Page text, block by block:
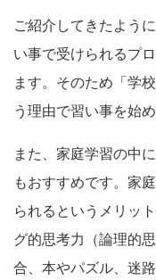
ご紹介してきたよう
い事で受けられるプ
ます。そのため「学
う理由で習い事を始
また、家庭学習の中
もおすすめです。家
られるというメリッ
グ的思考力（論理的
合、本やパズル、迷